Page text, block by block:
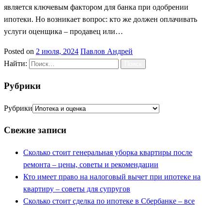
является ключевым фактором для банка при одобрении
ипотеки. Но возникает вопрос: кто же должен оплачивать
услуги оценщика – продавец или…
Posted on 2 июля, 2024 Павлов Андрей
Найти:
Рубрики
Рубрики
Свежие записи
Сколько стоит генеральная уборка квартиры после
ремонта – цены, советы и рекомендации
Кто имеет право на налоговый вычет при ипотеке на
квартиру – советы для супругов
Сколько стоит сделка по ипотеке в Сбербанке – все